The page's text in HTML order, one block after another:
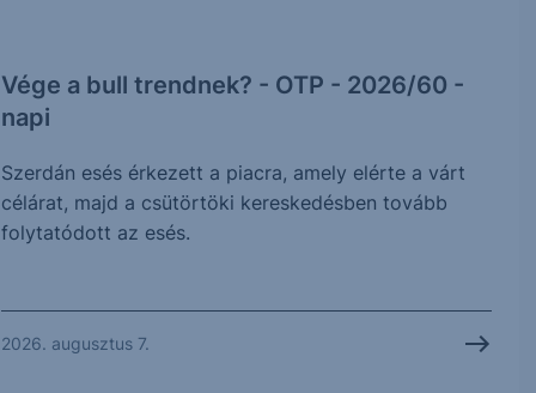
Vége a bull trendnek? - OTP - 2026/60 -
napi
Szerdán esés érkezett a piacra, amely elérte a várt
célárat, majd a csütörtöki kereskedésben tovább
folytatódott az esés.
2026. augusztus 7.